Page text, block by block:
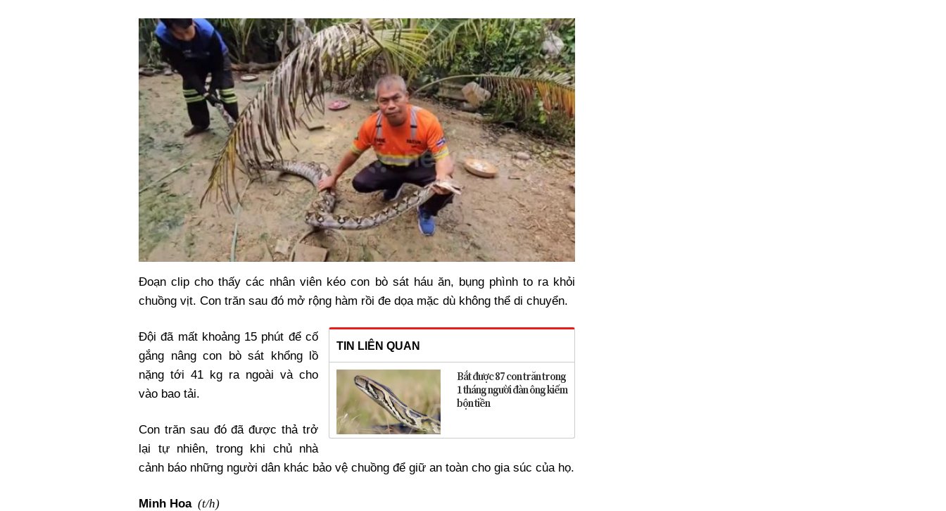
Đoạn clip cho thấy các nhân viên kéo con bò sát háu ăn, bụng phình to ra khỏi
chuồng vịt. Con trăn sau đó mở rộng hàm rồi đe dọa mặc dù không thể di chuyển.
TIN LIÊN QUAN
Bắt được 87 con trăn trong
1 tháng người đàn ông kiếm
bộn tiền
Đội đã mất khoảng 15 phút để cố
gắng nâng con bò sát khổng lồ
nặng tới 41 kg ra ngoài và cho
vào bao tải.
Con trăn sau đó đã được thả trở
lại tự nhiên, trong khi chủ nhà
cảnh báo những người dân khác bảo vệ chuồng để giữ an toàn cho gia súc của họ.
Minh Hoa (t/h)